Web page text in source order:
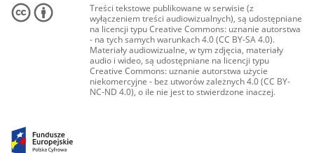
Treści tekstowe publikowane w serwisie (z
wyłączeniem treści audiowizualnych), są udostępniane
na licencji typu Creative Commons: uznanie autorstwa
- na tych samych warunkach 4.0 (CC BY-SA 4.0).
Materiały audiowizualne, w tym zdjęcia, materiały
audio i wideo, są udostępniane na licencji typu
Creative Commons: uznanie autorstwa użycie
niekomercyjne - bez utworów zależnych 4.0 (CC BY-
NC-ND 4.0), o ile nie jest to stwierdzone inaczej.